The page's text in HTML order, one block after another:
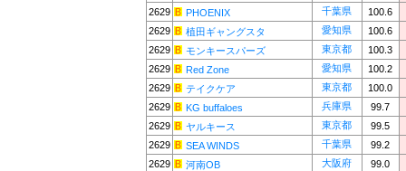
2629
PHOENIX 千葉県
100.6
2629
植田ギャングスタ 愛知県
100.6
2629
モンキースパーズ 東京都
100.3
2629
Red Zone 愛知県
100.2
2629
テイクケア 東京都
100.0
2629
KG buffaloes 兵庫県
99.7
2629
ヤルキース 東京都
99.5
2629
SEA WINDS 千葉県
99.2
2629
河南OB 大阪府
99.0